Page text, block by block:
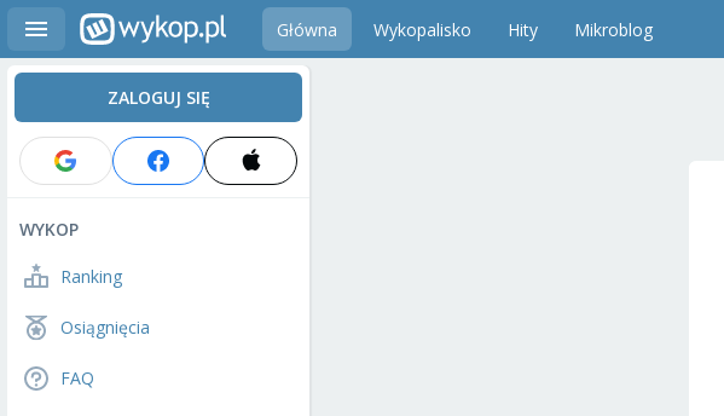
Główna Wykopalisko Hity Mikroblog
ZALOGUJ SIĘ
WYKOP
Ranking
Osiągnięcia
FAQ